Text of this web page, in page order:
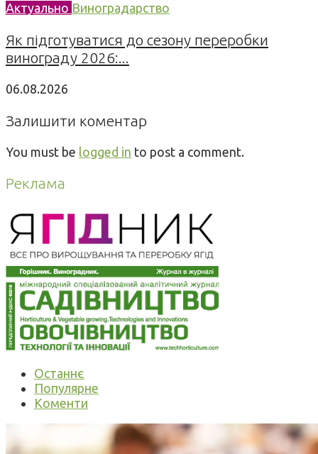
Актуально Виноградарство
Як підготуватися до сезону переробки
винограду 2026:...
06.08.2026
Залишити коментар
You must be logged in to post a comment.
Реклама
Останнє
Популярне
Коменти